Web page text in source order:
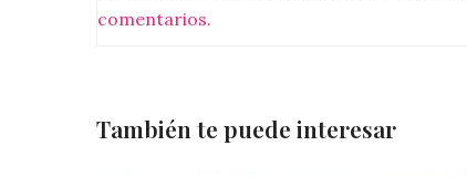
comentarios.
También te puede interesar